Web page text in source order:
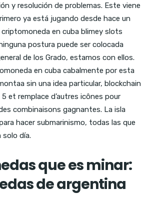
y resolución de problemas. Este viene
ya está jugando desde hace un
en cuba blimey slots
postura puede ser colocada
de los Grado, estamos con ellos.
en cuba cabalmente por esta
sin una idea particular, blockchain
et remplace d’autres icônes pour
combinaisons gagnantes. La isla
hacer submarinismo, todas las que
solo día.
que es minar:
de argentina